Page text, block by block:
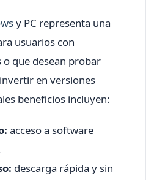
y PC representa una
usuarios con
que desean probar
en versiones
beneficios incluyen:
acceso a software
descarga rápida y sin